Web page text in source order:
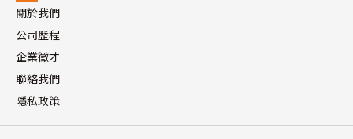
關於我們
公司歷程
企業徵才
聯絡我們
隱私政策